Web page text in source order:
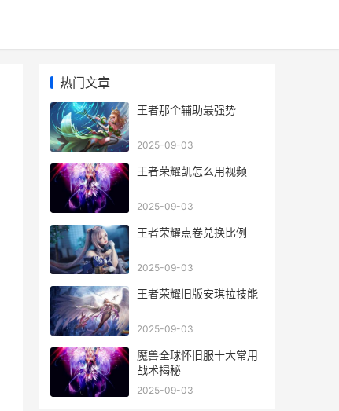
热门文章
王者那个辅助最强势
2025-09-03
王者荣耀凯怎么用视频
2025-09-03
王者荣耀点卷兑换比例
2025-09-03
王者荣耀旧版安琪拉技能
2025-09-03
魔兽全球怀旧服十大常用
战术揭秘
2025-09-03